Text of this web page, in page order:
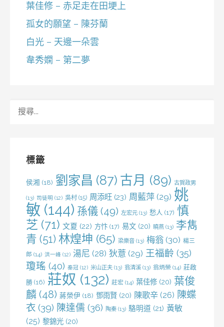
葉佳修 – 赤足走在田埂上
孤女的願望 – 陳芬蘭
白光 – 天邊一朵雲
韋秀嫻 – 第二夢
標籤
侯湘 (18) 劉家昌 (87) 古月 (89) 古賀政男
(13) 司徒明 (12) 吳村 (15) 周添旺 (23) 周藍萍 (29) 姚
敏 (144) 孫儀 (49) 左宏元 (13) 愁人 (17) 慎
芝 (71) 文夏 (22) 方忭 (17) 易文 (20) 曉燕 (13) 李雋
青 (51) 林煌坤 (65) 梁樂音 (13) 梅翁 (30) 楊三
郎 (14) 洪一峰 (12) 湯尼 (28) 狄薏 (29) 王福齡 (35)
瓊瑤 (40) 秦冠 (12) 米山正夫 (13) 翁清溪 (13) 翁炳榮 (14) 莊啟
勝 (16) 莊奴 (132) 莊宏 (14) 葉佳修 (20) 葉俊
麟 (48) 蔣榮伊 (18) 鄧雨賢 (20) 陳歌辛 (26) 陳蝶
衣 (39) 陳達儒 (36) 陶秦 (13) 駱明道 (21) 黃敏
(25) 黎錦光 (20)